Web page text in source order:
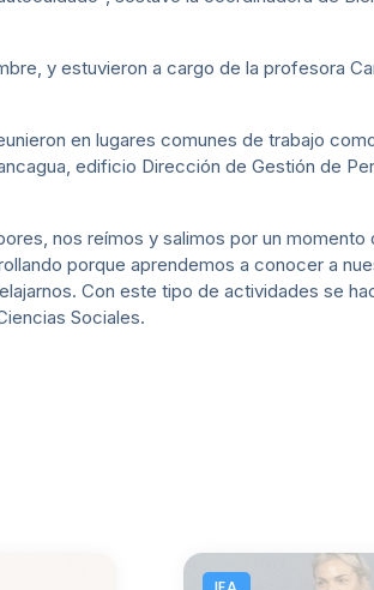
y estuvieron a cargo de la profesora
en lugares comunes de trabajo
edificio Dirección de Gestión de
nos reímos y salimos por un momento
porque aprendemos a conocer a
Con este tipo de actividades se
Sociales.